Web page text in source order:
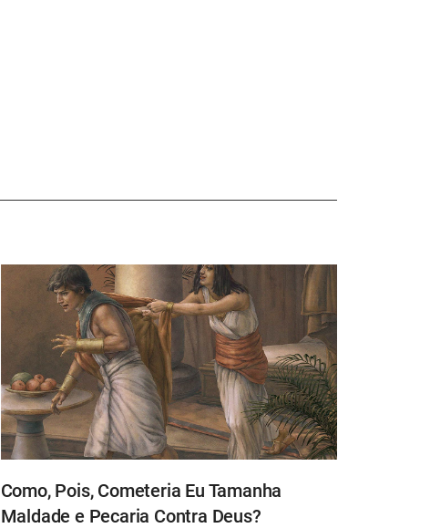
Como, Pois, Cometeria Eu Tamanha
Maldade e Pecaria Contra Deus?